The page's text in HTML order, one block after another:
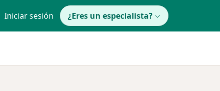
Iniciar sesión ¿Eres un especialista?